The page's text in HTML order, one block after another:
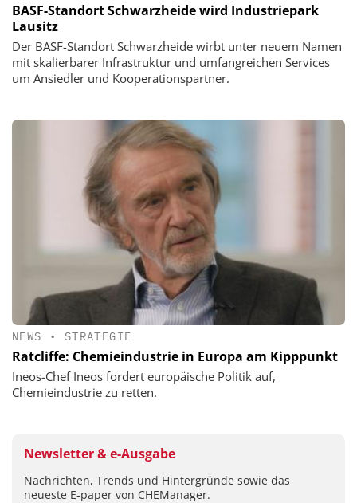
BASF-Standort Schwarzheide wird Industriepark
Lausitz
Der BASF-Standort Schwarzheide wirbt unter neuem Namen
mit skalierbarer Infrastruktur und umfangreichen Services
um Ansiedler und Kooperationspartner.
NEWS • STRATEGIE
Ratcliffe: Chemieindustrie in Europa am Kipppunkt
Ineos-Chef Ineos fordert europäische Politik auf,
Chemieindustrie zu retten.
Newsletter & e-Ausgabe
Nachrichten, Trends und Hintergründe sowie das
neueste E-paper von CHEManager.